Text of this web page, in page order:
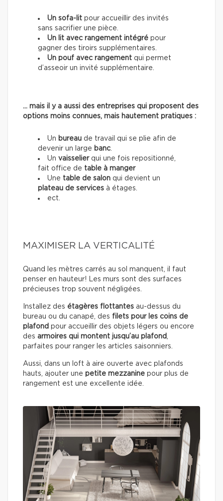
Un sofa-lit pour accueillir des invités
sans sacrifier une pièce.
Un lit avec rangement intégré pour
gagner des tiroirs supplémentaires.
Un pouf avec rangement qui permet
d’asseoir un invité supplémentaire.
… mais il y a aussi des entreprises qui proposent des
options moins connues, mais hautement pratiques :
Un bureau de travail qui se plie afin de
devenir un large banc
Un vaisselierqui une fois repositionné,
fait office de table à manger
Une table de salon qui devient un
plateau de services à étages.
ect.
MAXIMISER LA VERTICALITÉ
Quand les mètres carrés au sol manquent, il faut
penser en hauteur! Les murs sont des surfaces
précieuses trop souvent négligées.
Installez des étagères flottantes au-dessus du
bureau ou du canapé, des filets pour les coins de
plafond pour accueillir des objets légers ou encore
des armoires qui montent jusqu’au plafond
parfaites pour ranger les articles saisonniers.
Aussi, dans un loft à aire ouverte avec plafonds
hauts, ajouter une petite mezzanine pour plus de
rangement est une excellente idée.